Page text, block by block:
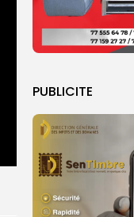
PUBLICITE